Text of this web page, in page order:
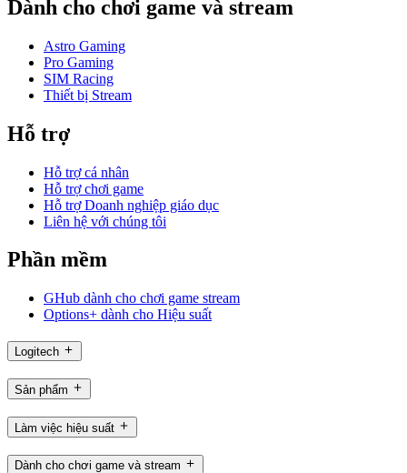
Dành cho chơi game và stream
Astro Gaming
Pro Gaming
SIM Racing
Thiết bị Stream
Hỗ trợ
Hỗ trợ cá nhân
Hỗ trợ chơi game
Hỗ trợ Doanh nghiệp giáo dục
Liên hệ với chúng tôi
Phần mềm
GHub dành cho chơi game stream
Options+ dành cho Hiệu suất
Logitech
Sản phẩm
Làm việc hiệu suất
Dành cho chơi game và stream